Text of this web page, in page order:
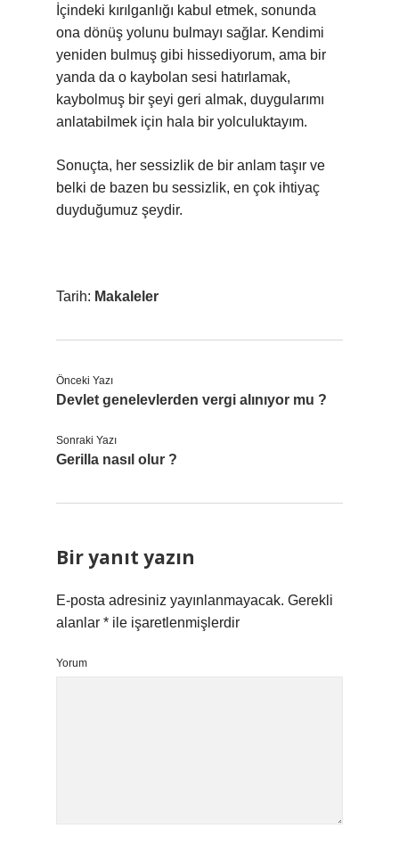
İçindeki kırılganlığı kabul etmek, sonunda
ona dönüş yolunu bulmayı sağlar. Kendimi
yeniden bulmuş gibi hissediyorum, ama bir
yanda da o kaybolan sesi hatırlamak,
kaybolmuş bir şeyi geri almak, duygularımı
anlatabilmek için hala bir yolculuktayım.
Sonuçta, her sessizlik de bir anlam taşır ve
belki de bazen bu sessizlik, en çok ihtiyaç
duyduğumuz şeydir.
Tarih: Makaleler
Önceki Yazı
Devlet genelevlerden vergi alınıyor mu ?
Sonraki Yazı
Gerilla nasıl olur ?
Bir yanıt yazın
E-posta adresiniz yayınlanmayacak. Gerekli
alanlar * ile işaretlenmişlerdir
Yorum